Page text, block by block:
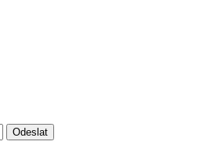
Odeslat